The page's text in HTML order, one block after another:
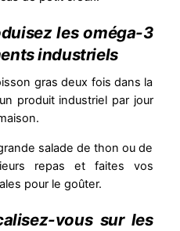
les oméga-3
industriels
gras deux fois dans la
produit industriel par jour
salade de thon ou de
repas et faites vos
pour le goûter.
vous sur les